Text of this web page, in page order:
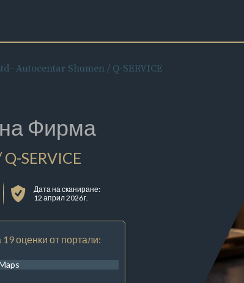
Autocentar Shumen / Q-SERVICE
Фирма
SERVICE
Дата на сканиране:
12 април 2026 г.
оценки от портали: